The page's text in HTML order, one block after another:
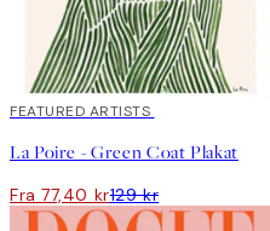
40%*
FEATURED ARTISTS
La Poire - Green Coat Plakat
Fra 77,40 kr129 kr